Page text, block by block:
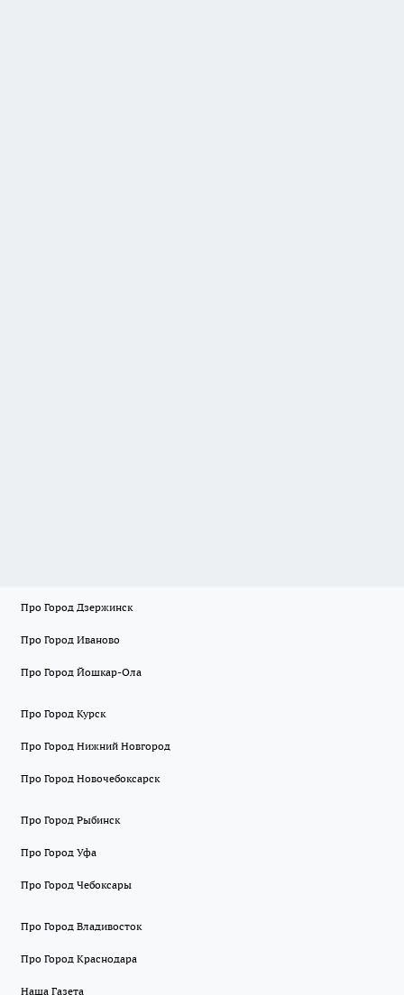
Про Город Дзержинск
Про Город Иваново
Про Город Йошкар-Ола
Про Город Курск
Про Город Нижний Новгород
Про Город Новочебоксарск
Про Город Рыбинск
Про Город Уфа
Про Город Чебоксары
Про Город Владивосток
Про Город Краснодара
Наша Газета